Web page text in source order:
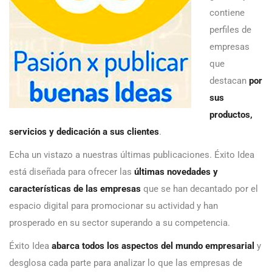
contiene
perfiles de
empresas
que
destacan por
sus
productos,
servicios y dedicación a sus clientes.
Echa un vistazo a nuestras últimas publicaciones. Éxito Idea
está diseñada para ofrecer las últimas novedades y
características de las empresas que se han decantado por el
espacio digital para promocionar su actividad y han
prosperado en su sector superando a su competencia.
Éxito Idea abarca todos los aspectos del mundo empresarial y
desglosa cada parte para analizar lo que las empresas de